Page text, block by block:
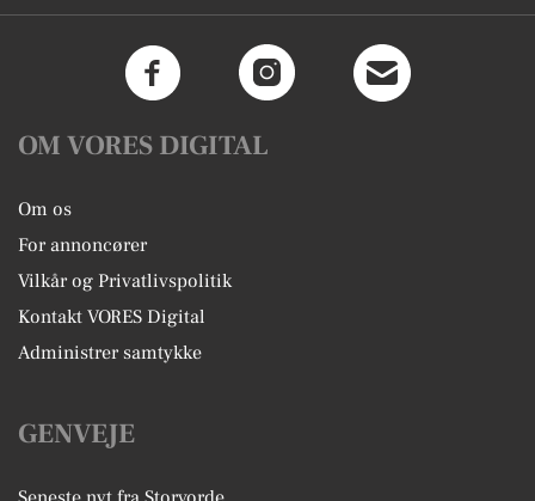
OM VORES DIGITAL
Om os
For annoncører
Vilkår og Privatlivspolitik
Kontakt VORES Digital
Administrer samtykke
GENVEJE